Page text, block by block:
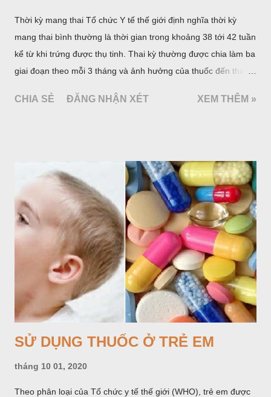
Thời kỳ mang thai Tổ chức Y tế thế giới định nghĩa thời kỳ
mang thai bình thường là thời gian trong khoảng 38 tới 42 tuần
kể từ khi trứng được thụ tinh. Thai kỳ thường được chia làm ba
giai đoạn theo mỗi 3 tháng và ảnh hưởng của thuốc đến thai
CHIA SẺ ĐĂNG NHẬN XÉT XEM THÊM »
SỬ DỤNG THUỐC Ở TRẺ EM
tháng 10 01, 2020
Theo phân loại của Tổ chức y tế thế giới (WHO), trẻ em được